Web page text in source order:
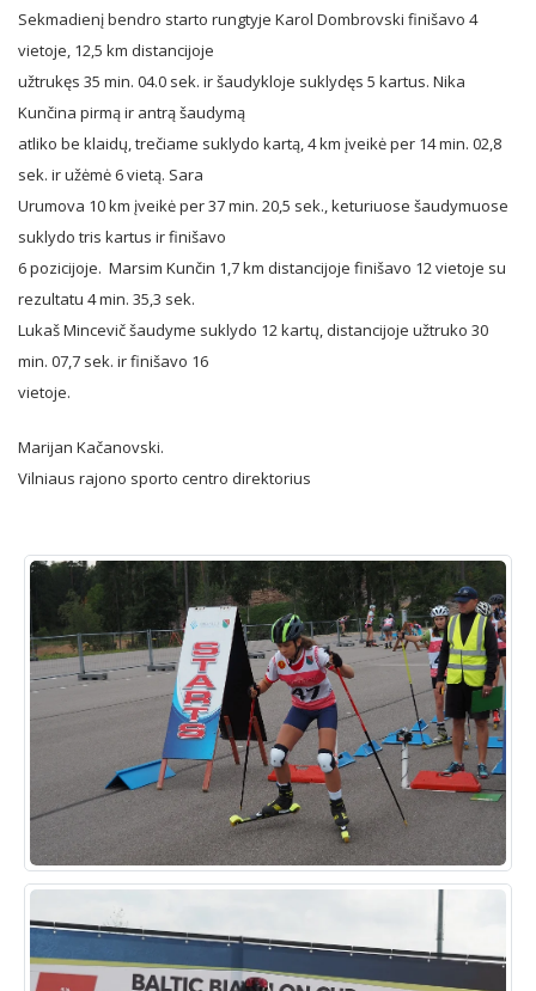
Sekmadienį bendro starto rungtyje Karol Dombrovski finišavo 4
vietoje, 12,5 km distancijoje
užtrukęs 35 min. 04.0 sek. ir šaudykloje suklydęs 5 kartus. Nika
Kunčina pirmą ir antrą šaudymą
atliko be klaidų, trečiame suklydo kartą, 4 km įveikė per 14 min. 02,8
sek. ir užėmė 6 vietą. Sara
Urumova 10 km įveikė per 37 min. 20,5 sek., keturiuose šaudymuose
suklydo tris kartus ir finišavo
6 pozicijoje. Marsim Kunčin 1,7 km distancijoje finišavo 12 vietoje su
rezultatu 4 min. 35,3 sek.
Lukaš Mincevič šaudyme suklydo 12 kartų, distancijoje užtruko 30
min. 07,7 sek. ir finišavo 16
vietoje.
Marijan Kačanovski.
Vilniaus rajono sporto centro direktorius